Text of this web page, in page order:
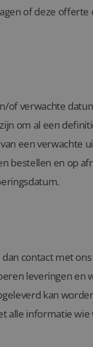
of deze offerte
of verwachte
om al een
een verwachte
bestellen en op
contact met
leveringen en
kan
alle informatie wie